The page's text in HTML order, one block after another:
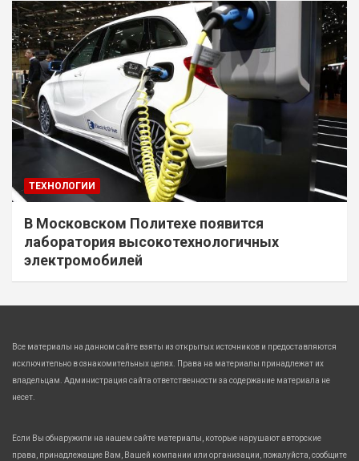
ТЕХНОЛОГИИ
В Московском Политехе появится
лаборатория высокотехнологичных
электромобилей
Все материалы на данном сайте взяты из открытых источников и предоставляются
исключительно в ознакомительных целях. Права на материалы принадлежат их
владельцам. Администрация сайта ответственности за содержание материала не
несет.
Если Вы обнаружили на нашем сайте материалы, которые нарушают авторские
права, принадлежащие Вам, Вашей компании или организации, пожалуйста, сообщите